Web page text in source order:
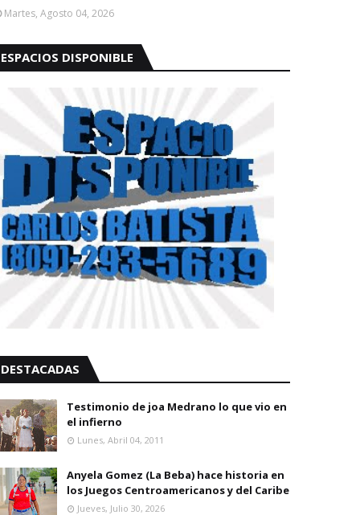
Martes, Agosto 04, 2026
ESPACIOS DISPONIBLE
DESTACADAS
Testimonio de joa Medrano lo que vio en
el infierno
Lunes, Abril 04, 2011
Anyela Gomez (La Beba) hace historia en
los Juegos Centroamericanos y del Caribe
Jueves, Julio 30, 2026